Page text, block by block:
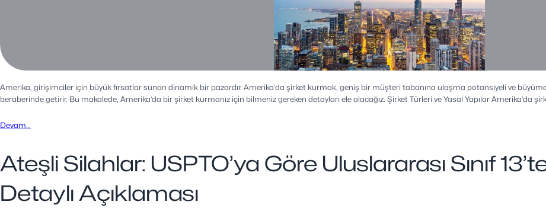
Amerika, girişimciler için büyük fırsatlar sunan dinamik bir pazardır. Amerika’da şirket kurmak, geniş bir müşteri tabanına ulaşma potansiyeli ve
beraberinde getirir. Bu makalede, Amerika’da bir şirket kurmanız için bilmeniz gereken detayları ele alacağız. Şirket Türleri ve Yasal Yapılar Amerika’da
Devam…
Ateşli Silahlar: USPTO’ya Göre Uluslararası Sınıf
Detaylı Açıklaması